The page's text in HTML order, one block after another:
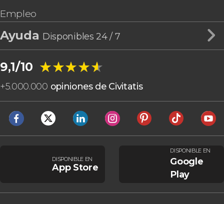
Empleo
Ayuda Disponibles 24 / 7
9,1/10 ★★★★★
★★★★★
+5.000.000 opiniones de Civitatis
DISPONIBLE EN
App Store
DISPONIBLE EN
Google
Play